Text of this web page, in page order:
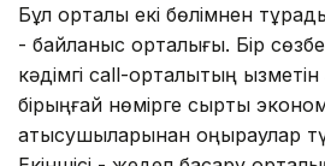
Бұл орталық екі бөлімнен
- байланыс орталығы. Бір
кәдімгі call-орталықтың
бірыңғай нөмірге сыртқы
қатысушыларынан қоңыраулар